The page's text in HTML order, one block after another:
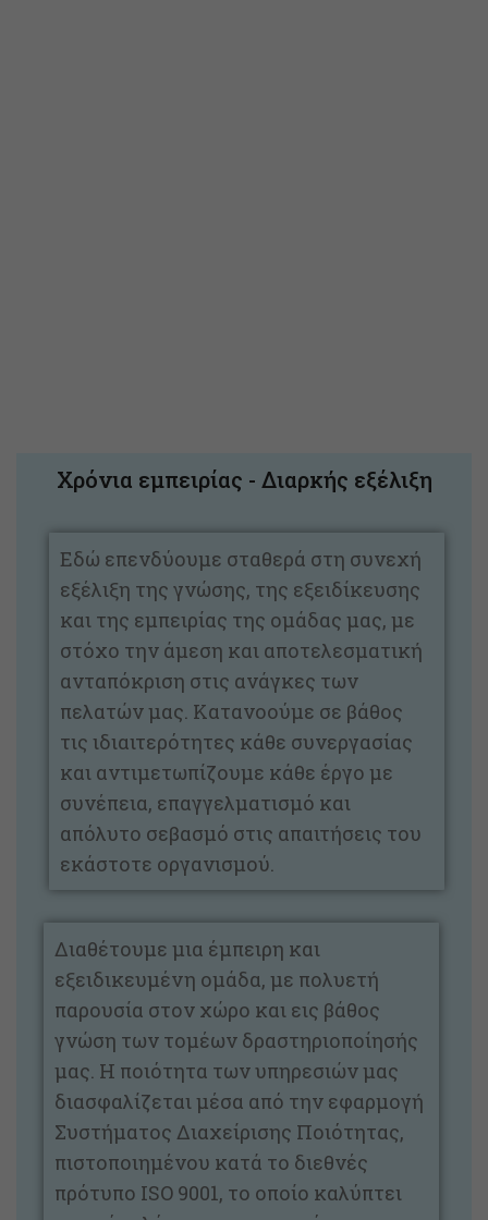
Χρόνια εμπειρίας - Διαρκής εξέλιξη
Εδώ επενδύουμε σταθερά στη συνεχή
εξέλιξη της γνώσης, της εξειδίκευσης
και της εμπειρίας της ομάδας μας, με
στόχο την άμεση και αποτελεσματική
ανταπόκριση στις ανάγκες των
πελατών μας. Κατανοούμε σε βάθος
τις ιδιαιτερότητες κάθε συνεργασίας
και αντιμετωπίζουμε κάθε έργο με
συνέπεια, επαγγελματισμό και
απόλυτο σεβασμό στις απαιτήσεις του
εκάστοτε οργανισμού.
Διαθέτουμε μια έμπειρη και
εξειδικευμένη ομάδα, με πολυετή
παρουσία στον χώρο και εις βάθος
γνώση των τομέων δραστηριοποίησής
μας. Η ποιότητα των υπηρεσιών μας
διασφαλίζεται μέσα από την εφαρμογή
Συστήματος Διαχείρισης Ποιότητας,
πιστοποιημένου κατά το διεθνές
πρότυπο ISO 9001, το οποίο καλύπτει